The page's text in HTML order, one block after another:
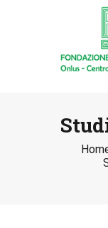
HOME
LA